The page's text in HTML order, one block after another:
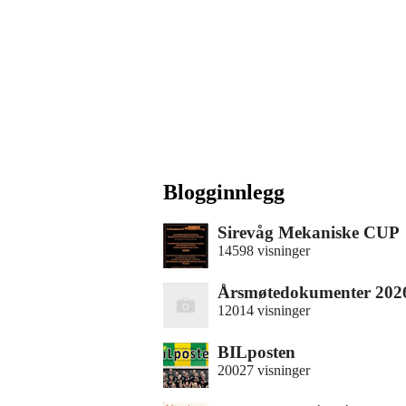
Blogginnlegg
Sirevåg Mekaniske CUP
14598 visninger
Årsmøtedokumenter
12014 visninger
BILposten
20027 visninger